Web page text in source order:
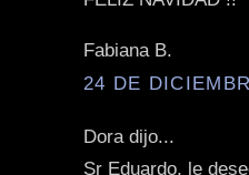
Fabiana B.
24 DE
Dora dijo...
Sr Eduardo, le